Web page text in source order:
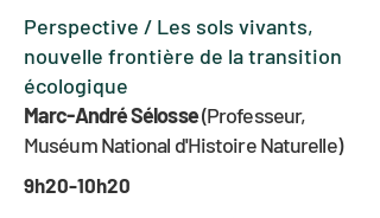
Perspective / Les sols vivants,
nouvelle frontière de la transition
écologique
Marc-André Sélosse(Professeur,
Muséum National d'Histoire Naturelle)
9h20-10h20